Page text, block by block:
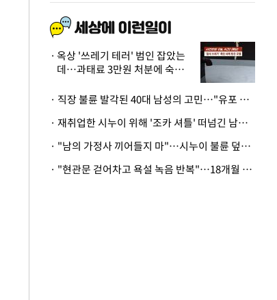
옥상 '쓰레기 테러' 범인 잡았는
데…과태료 3만원 처분에 숙박업
· 직장 불륜 발각된 40대 남성의 고민…"유포 동료 명예훼손·협박죄 고소 가능할까"
· 재취업한 시누이 위해 '조카 셔틀' 떠넘긴 남편…아내 "난 못한다"
· "남의 가정사 끼어들지 마"…시누이 불륜 덮으려는 남편에 억울한 아내
· "현관문 걷어차고 욕설 녹음 반복"…18개월 아기 키우는 집 뒤흔든 '앞집의 비극'